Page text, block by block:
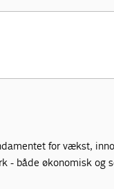
for vækst,
- både økonomisk og